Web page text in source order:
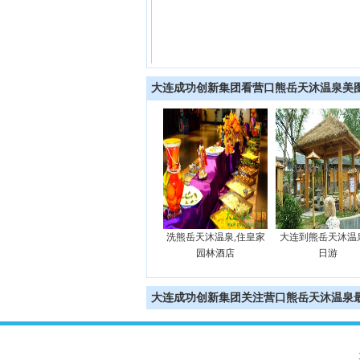
大连成功创新集团看营口熊岳天沐温泉美
洗熊岳天沐温泉,住皇家
园林酒店
大连到熊岳天沐温
日游
大连成功创新集团关注营口熊岳天沐温泉